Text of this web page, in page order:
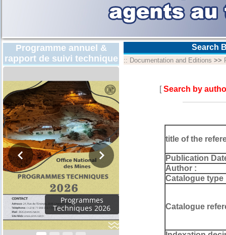
Programme annuel &
rapport de suivi technique
Rapport d'activités
2024
Search
:: Documentation and Editions >>
[Search by
title of the
Publication
Author :
Catalogue type
Catalogue